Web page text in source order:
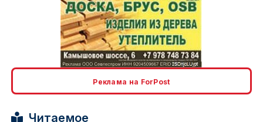
Реклама на ForPost
Читаемое